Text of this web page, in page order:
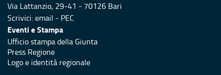
Via Lattanzio, 29-41 - 70126 Bari
Scrivici:email - PEC
Eventi e Stampa
Ufficio stampa della Giunta
Press Regione
Logo e identità regionale